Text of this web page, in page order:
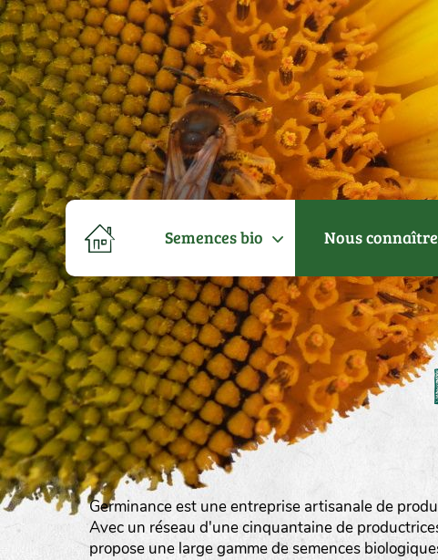
Semences bio Nous connaître
Germinance est une entreprise artisanale de
Avec un réseau d'une cinquantaine de
propose une large gamme de semences